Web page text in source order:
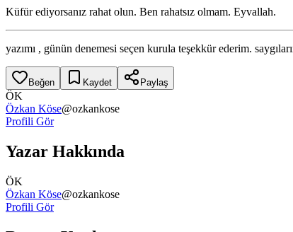
Küfür ediyorsanız rahat olun. Ben rahatsız olmam. Eyvallah.
yazımı , günün denemesi seçen kurula teşekkür ederim.
Beğen Kaydet Paylaş
ÖK
Özkan Köse@ozkankose
Profili Gör
Yazar Hakkında
ÖK
Özkan Köse@ozkankose
Profili Gör